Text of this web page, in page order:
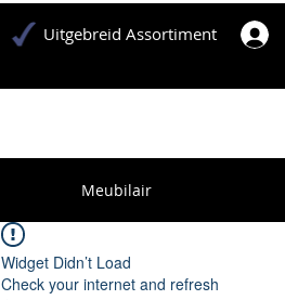
Meubilair
Widget Didn’t Load
Check your internet and refresh
Uitgebreid Assortiment